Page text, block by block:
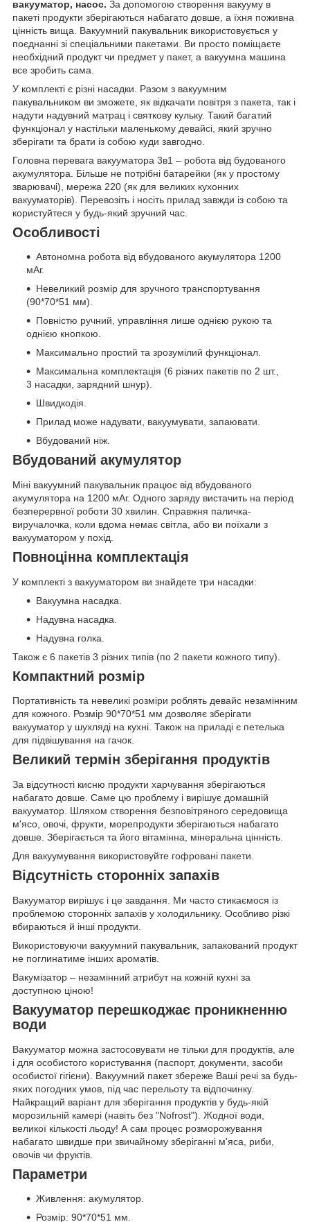
вакууматор, насос. За допомогою створення вакууму в
пакеті продукти зберігаються набагато довше, а їхня поживна
цінність вища. Вакуумний пакувальник використовується у
поєднанні зі спеціальними пакетами. Ви просто поміщаєте
необхідний продукт чи предмет у пакет, а вакуумна машина
все зробить сама.
У комплекті є різні насадки. Разом з вакуумним
пакувальником ви зможете, як відкачати повітря з пакета, так і
надути надувний матрац і святкову кульку. Такий багатий
функціонал у настільки маленькому девайсі, який зручно
зберігати та брати із собою куди завгодно.
Головна перевага вакууматора 3в1 – робота від будованого
акумулятора. Більше не потрібні батарейки (як у простому
зварювачі), мережа 220 (як для великих кухонних
вакууматорів). Перевозіть і носіть прилад завжди із собою та
користуйтеся у будь-який зручний час.
Особливості
Автономна робота від вбудованого акумулятора 1200
мАг.
Невеликий розмір для зручного транспортування
(90*70*51 мм).
Повністю ручний, управління лише однією рукою та
однією кнопкою.
Максимально простий та зрозумілий функціонал.
Максимальна комплектація (6 різних пакетів по 2 шт.,
3 насадки, зарядний шнур).
Швидкодія.
Прилад може надувати, вакуумувати, запаювати.
Вбудований ніж.
Вбудований акумулятор
Міні вакуумний пакувальник працює від вбудованого
акумулятора на 1200 мАг. Одного заряду вистачить на період
безперервної роботи 30 хвилин. Справжня паличка-
виручалочка, коли вдома немає світла, або ви поїхали з
вакууматором у похід.
Повноцінна комплектація
У комплекті з вакууматором ви знайдете три насадки:
Вакуумна насадка.
Надувна насадка.
Надувна голка.
Також є 6 пакетів 3 різних типів (по 2 пакети кожного типу).
Компактний розмір
Портативність та невеликі розміри роблять девайс незамінним
для кожного. Розмір 90*70*51 мм дозволяє зберігати
вакууматор у шухляді на кухні. Також на приладі є петелька
для підвішування на гачок.
Великий термін зберігання продуктів
За відсутності кисню продукти харчування зберігаються
набагато довше. Саме цю проблему і вирішує домашній
вакууматор. Шляхом створення безповітряного середовища
м'ясо, овочі, фрукти, морепродукти зберігаються набагато
довше. Зберігається та його вітамінна, мінеральна цінність.
Для вакуумування використовуйте гофровані пакети.
Відсутність сторонніх запахів
Вакууматор вирішує і це завдання. Ми часто стикаємося із
проблемою сторонніх запахів у холодильнику. Особливо різкі
вбираються й інші продукти.
Використовуючи вакуумний пакувальник, запакований продукт
не поглинатиме інших ароматів.
Вакумізатор – незамінний атрибут на кожній кухні за
доступною ціною!
Вакууматор перешкоджає проникненню
води
Вакууматор можна застосовувати не тільки для продуктів, але
і для особистого користування (паспорт, документи, засоби
особистої гігієни). Вакуумний пакет збереже Ваші речі за будь-
яких погодних умов, під час перельоту та відпочинку.
Найкращий варіант для зберігання продуктів у будь-якій
морозильній камері (навіть без "Nofrost"). Жодної води,
великої кількості льоду! А сам процес розморожування
набагато швидше при звичайному зберіганні м'яса, риби,
овочів чи фруктів.
Параметри
Живлення: акумулятор.
Розмір: 90*70*51 мм.